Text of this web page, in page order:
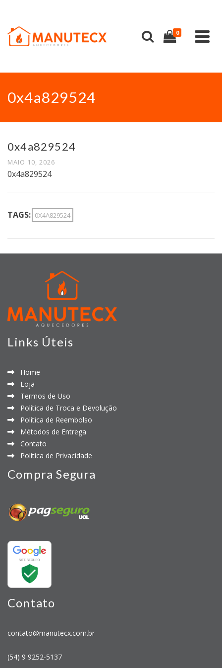
0
0x4a829524
0x4a829524
MAIO 10, 2026
0x4a829524
TAGS: 0X4A829524
Links Úteis
Home
Loja
Termos de Uso
Política de Troca e Devolução
Política de Reembolso
Métodos de Entrega
Contato
Política de Privacidade
Compra Segura
Contato
contato@manutecx.com.br
(54) 9 9252-5137